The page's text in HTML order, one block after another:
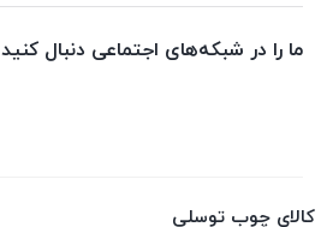
ما را در شبکه‌های اجتماعی دنبال کنید
کالای چوب توسلی